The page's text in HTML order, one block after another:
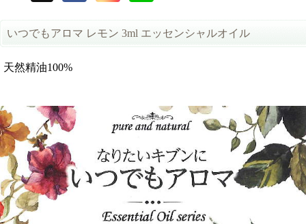
いつでもアロマ レモン 3ml エッセンシャルオイル
天然精油100%